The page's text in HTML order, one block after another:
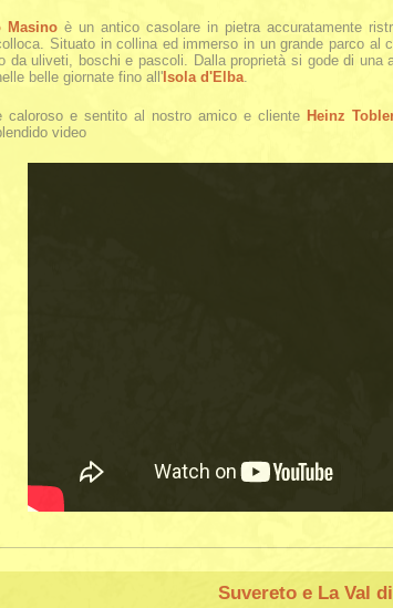
Masino è un antico casolare in pietra accuratamente
Situato in collina ed immerso in un grande parco al
da uliveti, boschi e pascoli. Dalla proprietà si gode di
belle giornate fino all'Isola d'Elba
caloroso e sentito al nostro amico e cliente Heinz
video
Suvereto e La Val